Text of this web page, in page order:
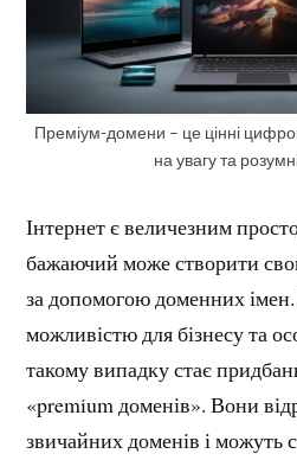
Преміум-домени – це цінні
на увагу та
Інтернет є величезним
бажаючий може створити
за допомогою доменних
можливістю для бізнесу та
такому випадку стає
«premium доменів». Вони
звичайних доменів і можуть